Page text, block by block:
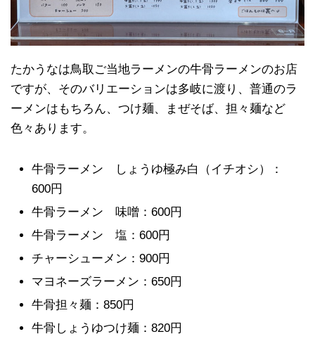
たかうなは鳥取ご当地ラーメンの牛骨ラーメンのお店
ですが、そのバリエーションは多岐に渡り、普通のラ
ーメンはもちろん、つけ麺、まぜそば、担々麺など
色々あります。
牛骨ラーメン しょうゆ極み白（イチオシ）：
600円
牛骨ラーメン 味噌：600円
牛骨ラーメン 塩：600円
チャーシューメン：900円
マヨネーズラーメン：650円
牛骨担々麺：850円
牛骨しょうゆつけ麺：820円